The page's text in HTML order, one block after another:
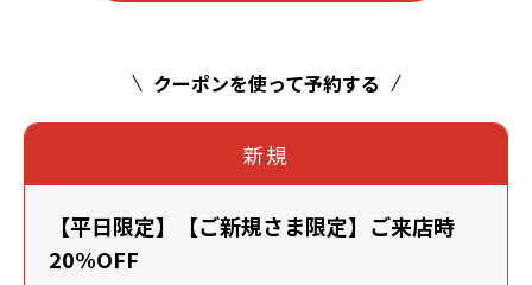
クーポンを使って予約する
新規
【平日限定】【ご新規さま限定】ご来店時
20%OFF